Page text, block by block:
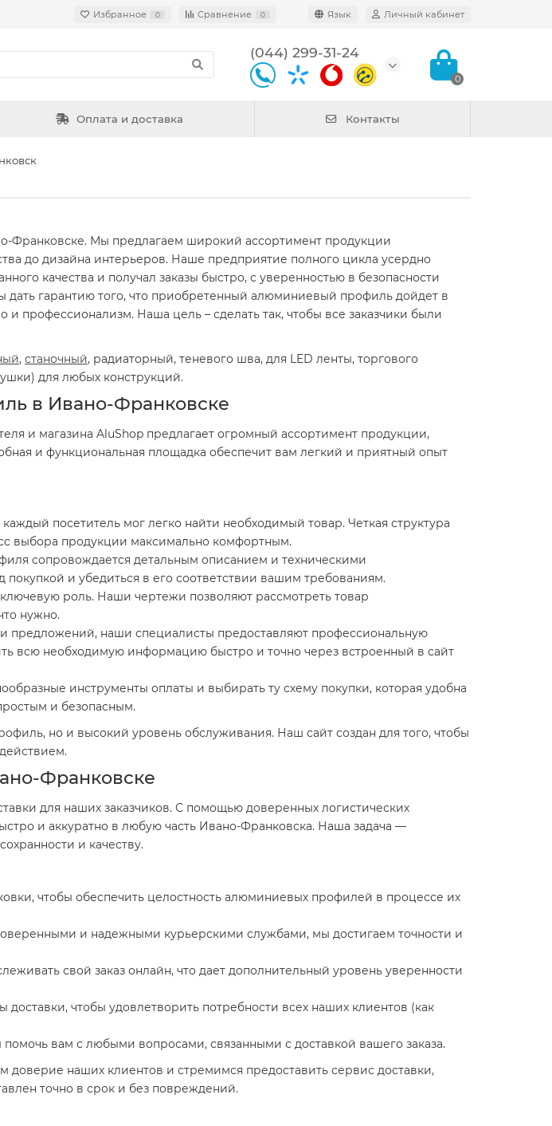
Избранное 0 Сравнение 0 Язык Личный кабинет
(044) 299-31-24
0
Оплата и доставка Контакты
Мы предлагаем широкий ассортимент продукции
до дизайна интерьеров. Наше предприятие полного цикла усердно
качества и получал заказы быстро, с уверенностью в безопасности
гарантию того, что приобретенный алюминиевый профиль дойдет в
профессионализм. Наша цель – сделать так, чтобы все заказчики были
, станочный, радиаторный, теневого шва, для LED ленты, торгового
для любых конструкций.
в Ивано-Франковске
и магазина AluShop предлагает огромный ассортимент продукции,
и функциональная площадка обеспечит вам легкий и приятный опыт
посетитель мог легко найти необходимый товар. Четкая структура
выбора продукции максимально комфортным.
сопровождается детальным описанием и техническими
и убедиться в его соответствии вашим требованиям.
роль. Наши чертежи позволяют рассмотреть товар
нужно.
наши специалисты предоставляют профессиональную
всю необходимую информацию быстро и точно через встроенный в сайт
инструменты оплаты и выбирать ту схему покупки, которая удобна
и безопасным.
но и высокий уровень обслуживания. Наш сайт создан для того, чтобы
Франковске
для наших заказчиков. С помощью доверенных логистических
и аккуратно в любую часть Ивано-Франковска. Наша задача —
и качеству.
чтобы обеспечить целостность алюминиевых профилей в процессе их
и надежными курьерскими службами, мы достигаем точности и
свой заказ онлайн, что дает дополнительный уровень уверенности
чтобы удовлетворить потребности всех наших клиентов (как
вам с любыми вопросами, связанными с доставкой вашего заказа.
наших клиентов и стремимся предоставить сервис доставки,
точно в срок и без повреждений.